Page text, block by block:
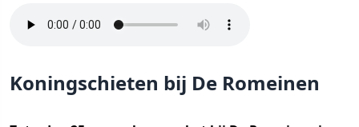
Koningschieten bij De Romeinen